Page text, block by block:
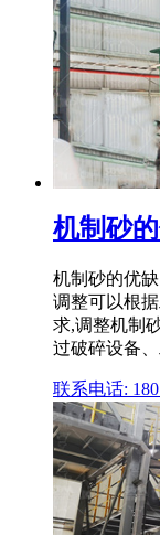
机制砂
机制砂的优
调整可以根
求,调整机制
过破碎设备
联系电话: 180